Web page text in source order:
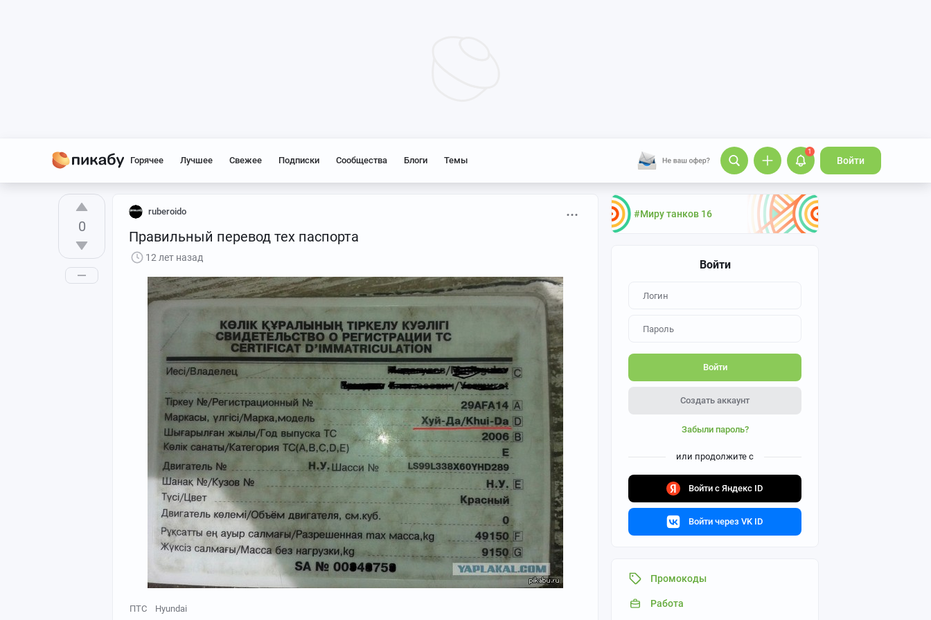
Горячее Лучшее Свежее Подписки Сообщества Блоги Темы
1
Войти
#Миру танков 16
Войти
Войти
Создать аккаунт
Забыли пароль?
или продолжите с
Войти с Яндекс ID
Войти через VK ID
Промокоды
Работа
0
ruberoido
Правильный перевод тех паспорта
12 лет назад
ПТС Hyundai